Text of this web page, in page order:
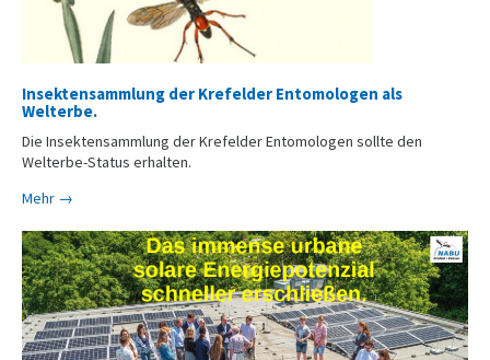
Insektensammlung der Krefelder Entomologen als
Welterbe.
Die Insektensammlung der Krefelder Entomologen sollte den
Welterbe-Status erhalten.
Mehr →